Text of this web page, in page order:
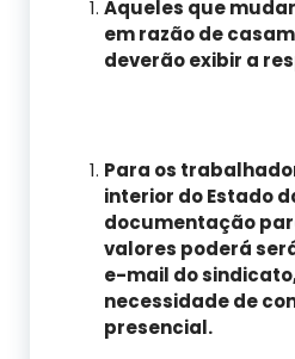
Aqueles que
em razão de
deverão exibir a
Para os
interior do Estado
documentação
valores poderá
e-mail do
necessidade de
presencial.